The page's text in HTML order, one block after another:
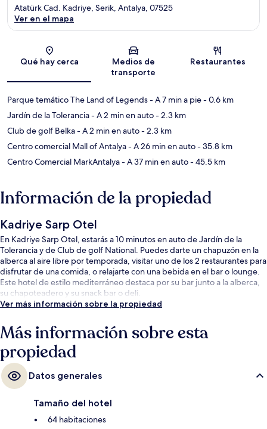
Sección del mapa
Atatürk Cad. Kadriye, Serik, Antalya, 07525
Ver en el mapa
Qué hay cerca
Medios de
transporte
Restaurantes
Parque temático The Land of Legends- A 7 min a pie- 0.6 km
Jardín de la Tolerancia- A 2 min en auto- 2.3 km
Club de golf Belka- A 2 min en auto- 2.3 km
Centro comercial Mall of Antalya- A 26 min en auto- 35.8 km
Centro Comercial MarkAntalya- A 37 min en auto- 45.5 km
Información de la propiedad
Kadriye Sarp Otel
En Kadriye Sarp Otel, estarás a 10 minutos en auto de Jardín de la
Tolerancia y de Club de golf National. Puedes darte un chapuzón en la
alberca al aire libre por temporada, visitar uno de los 2 restaurantes para
disfrutar de una comida, o relajarte con una bebida en el bar o lounge.
Este hotel de estilo mediterráneo destaca por su bar junto a la alberca,
su chapoteadero y su snack bar o deli.
Ver más información sobre la propiedad
Más información sobre esta
propiedad
Datos generales
Tamaño del hotel
64 habitaciones